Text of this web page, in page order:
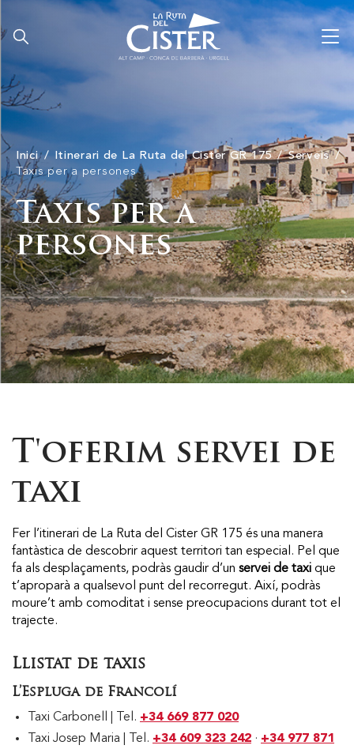
Inici Itinerari de La Ruta del Cister GR 175
Serveis
Taxis per a persones
Taxis per a
persones
T'oferim servei de
taxi
Fer l’itinerari de La Ruta del Cister GR 175 és una manera
fantàstica de descobrir aquest territori tan especial. Pel que
fa als desplaçaments, podràs gaudir d’un servei de taxi que
t’aproparà a qualsevol punt del recorregut. Així, podràs
moure’t amb comoditat i sense preocupacions durant tot el
trajecte.
Llistat de taxis
L’Espluga de Francolí
Taxi Carbonell | Tel. +34 669 877 020
Taxi Josep Maria | Tel. +34 609 323 242 · +34 977 871